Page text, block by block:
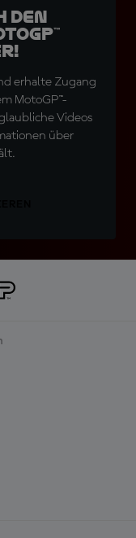
den
erhalte Zugang
MotoGP™-
Videos
über